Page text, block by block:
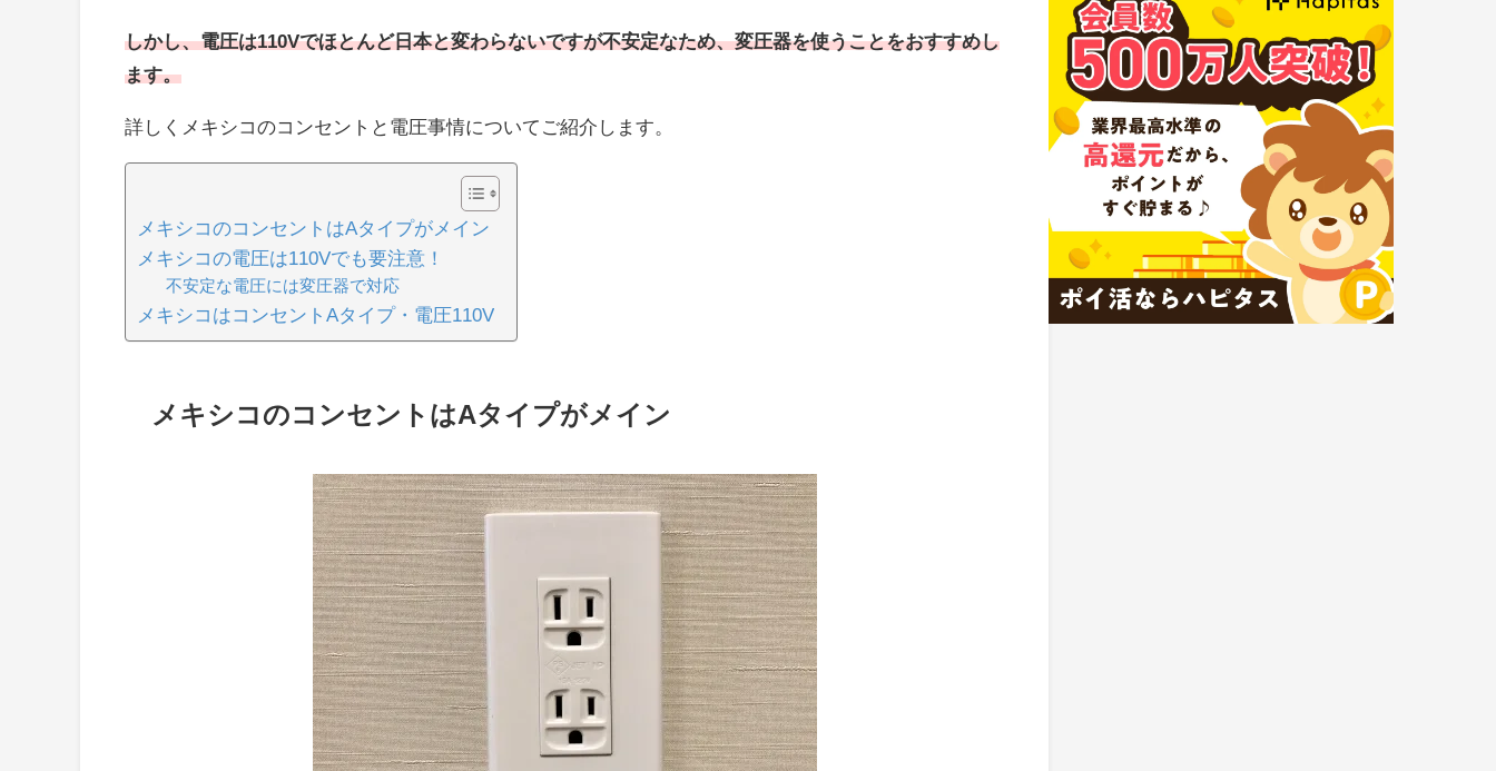
しかし、電圧は110Vでほとんど日本と変わらないですが不安定なため、変圧器を使うことをおすすめし
ます。
詳しくメキシコのコンセントと電圧事情についてご紹介します。
メキシコのコンセントはAタイプがメイン
メキシコの電圧は110Vでも要注意！
不安定な電圧には変圧器で対応
メキシコはコンセントAタイプ・電圧110V
メキシコのコンセントはAタイプがメイン